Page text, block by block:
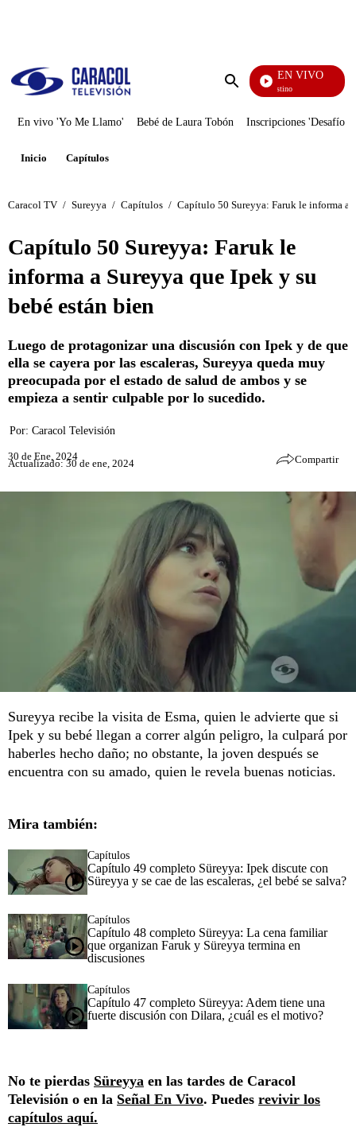
Enviar
EN VIVO
El
En vivo 'Yo Me Llamo' Bebé de Laura Tobón Inscripciones 'Desafío'
Inicio Capítulos
Caracol TV / Sureyya / Capítulos / Capítulo 50 Sureyya: Faruk le informa a
Capítulo 50 Sureyya: Faruk le
informa a Sureyya que Ipek y su
bebé están bien
Luego de protagonizar una discusión con Ipek y de que
ella se cayera por las escaleras, Sureyya queda muy
preocupada por el estado de salud de ambos y se
empieza a sentir culpable por lo sucedido.
Por: Caracol Televisión
30 de Ene, 2024
Actualizado: 30 de ene, 2024 Compartir
Sureyya recibe la visita de Esma, quien le advierte que si
Ipek y su bebé llegan a correr algún peligro, la culpará por
haberles hecho daño; no obstante, la joven después se
encuentra con su amado, quien le revela buenas noticias.
Mira también:
Capítulos
Capítulo 49 completo Süreyya: Ipek discute con
Süreyya y se cae de las escaleras, ¿el bebé se salva?
Capítulos
Capítulo 48 completo Süreyya: La cena familiar
que organizan Faruk y Süreyya termina en
discusiones
Capítulos
Capítulo 47 completo Süreyya: Adem tiene una
fuerte discusión con Dilara, ¿cuál es el motivo?
No te pierdas Süreyya en las tardes de Caracol
Televisión o en la Señal En Vivo. Puedes revivir los
capítulos aquí.